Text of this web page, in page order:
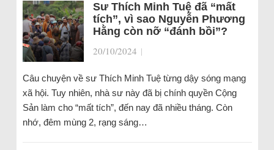
Sư Thích Minh Tuệ đã “mất
tích”, vì sao Nguyễn Phương
Hằng còn nỡ “đánh bồi”?
20/10/2024 |
Câu chuyện về sư Thích Minh Tuệ từng dậy sóng mạng
xã hội. Tuy nhiên, nhà sư này đã bị chính quyền Cộng
Sản làm cho “mất tích”, đến nay đã nhiều tháng. Còn
nhớ, đêm mùng 2, rạng sáng…